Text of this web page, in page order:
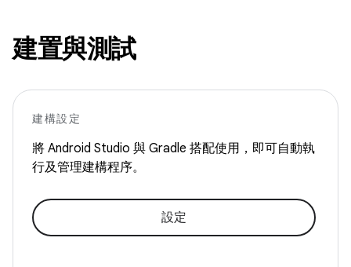
建置與測試
建構設定
將 Android Studio 與 Gradle 搭配使用，即可自動執
行及管理建構程序。
設定